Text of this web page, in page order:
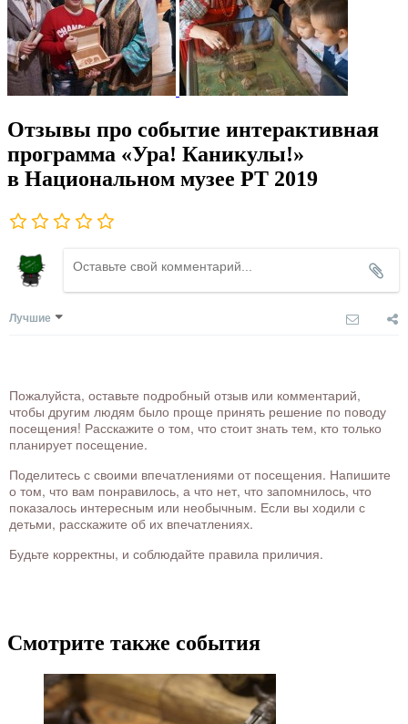
Отзывы про событие интерактивная
программа «Ура! Каникулы!»
в Национальном музее РТ 2019
Лучшие
Пожалуйста, оставьте подробный отзыв или комментарий,
чтобы другим людям было проще принять решение по поводу
посещения! Расскажите о том, что стоит знать тем, кто только
планирует посещение.
Поделитесь с своими впечатлениями от посещения. Напишите
о том, что вам понравилось, а что нет, что запомнилось, что
показалось интересным или необычным. Если вы ходили с
детьми, расскажите об их впечатлениях.
Будьте корректны, и соблюдайте правила приличия.
Смотрите также события